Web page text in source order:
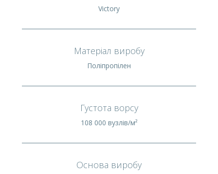
Victory
Матеріал виробу
Поліпропілен
Густота ворсу
108 000 вузлів/м²
Основа виробу